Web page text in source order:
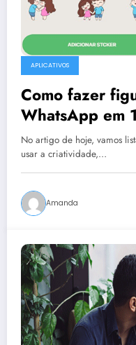
APLICATIVOS
Como fazer
WhatsApp em
No artigo de hoje, vamos
usar a criatividade,…
Amanda